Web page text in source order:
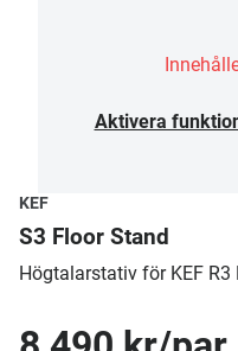
Aktivera
KEF
S3 Floor Stand
Högtalarstativ för KEF R3